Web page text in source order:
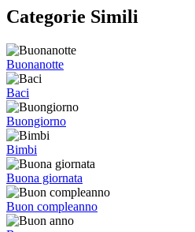
Categorie Simili
Buonanotte
Baci
Buongiorno
Bimbi
Buona giornata
Buon compleanno